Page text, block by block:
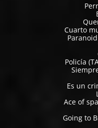
Cuarto
Paranoid
Policía
Es un
Ace of
Going to